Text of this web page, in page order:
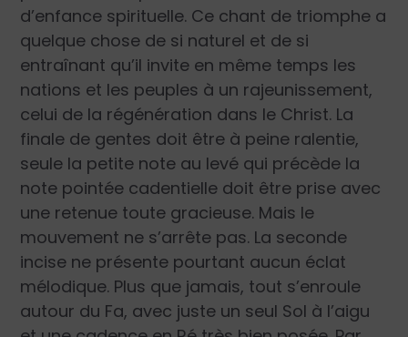
d’enfance spirituelle. Ce chant de triomphe a
quelque chose de si naturel et de si
entraînant qu’il invite en même temps les
nations et les peuples à un rajeunissement,
celui de la régénération dans le Christ. La
finale de gentes doit être à peine ralentie,
seule la petite note au levé qui précède la
note pointée cadentielle doit être prise avec
une retenue toute gracieuse. Mais le
mouvement ne s’arrête pas. La seconde
incise ne présente pourtant aucun éclat
mélodique. Plus que jamais, tout s’enroule
autour du Fa, avec juste un seul Sol à l’aigu